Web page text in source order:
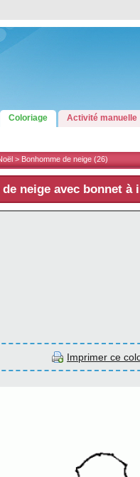
Coloriage Activité manuelle
> Bonhomme de neige (26)
neige avec bonnet
Imprimer ce